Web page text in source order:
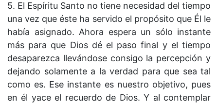
5. El Espíritu Santo no tiene necesidad del tiempo
una vez que éste ha servido el propósito que Él le
había asignado. Ahora espera un sólo instante
más para que Dios dé el paso final y el tiempo
desaparezca llevándose consigo la percepción y
dejando solamente a la verdad para que sea tal
como es. Ese instante es nuestro objetivo, pues
en él yace el recuerdo de Dios. Y al contemplar